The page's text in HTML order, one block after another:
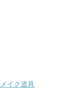
イク道具